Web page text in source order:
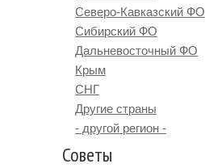
Северо-Кавказский ФО
Сибирский ФО
Дальневосточный ФО
Крым
СНГ
Другие страны
- другой регион -
Советы